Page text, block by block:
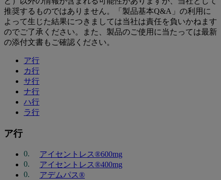
推奨するものではありません。「製品基本Q&A」の利用に
よって生じた結果につきましては当社は責任を負いかねます
のでご了承ください。また、製品のご使用に当たっては最新
の添付文書もご確認ください。
ア行
カ行
サ行
ナ行
ハ行
ラ行
ア行
アイセントレス®600mg
アイセントレス®400mg
アデムパス®